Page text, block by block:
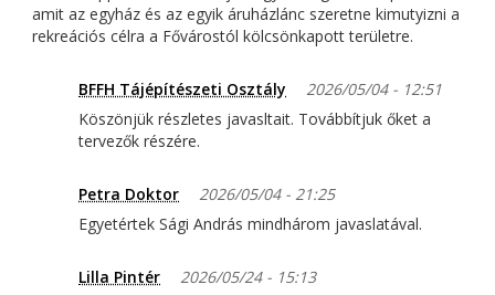
amit az egyház és az egyik áruházlánc szeretne kimutyizni a
rekreációs célra a Fővárostól kölcsönkapott területre.
BFFH Tájépítészeti Osztály
2026/05/04 - 12:51
Köszönjük részletes javasltait. Továbbítjuk őket a
tervezők részére.
Petra Doktor
2026/05/04 - 21:25
Egyetértek Sági András mindhárom javaslatával.
Lilla Pintér
2026/05/24 - 15:13